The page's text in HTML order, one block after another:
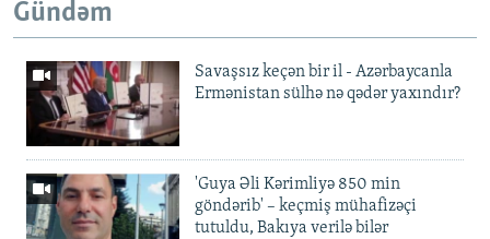
Gündəm
Savaşsız keçən bir il - Azərbaycanla
Ermənistan sülhə nə qədər yaxındır?
'Guya Əli Kərimliyə 850 min
göndərib' – keçmiş mühafizəçi
tutuldu, Bakıya verilə bilər